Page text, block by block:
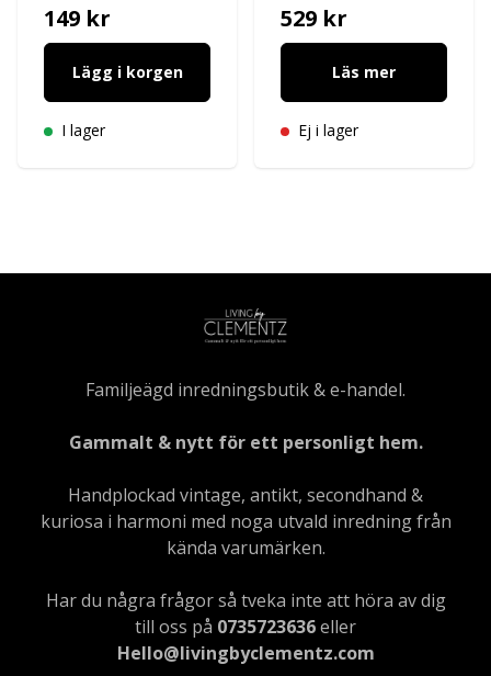
149 kr
Lägg i korgen
I lager
529 kr
Läs mer
Ej i lager
Familjeägd inredningsbutik & e-handel.
Gammalt & nytt för ett personligt hem.
Handplockad vintage, antikt, secondhand &
kuriosa i harmoni med noga utvald inredning från
kända varumärken.
Har du några frågor så tveka inte att höra av dig
till oss på 0735723636eller
Hello@livingbyclementz.com